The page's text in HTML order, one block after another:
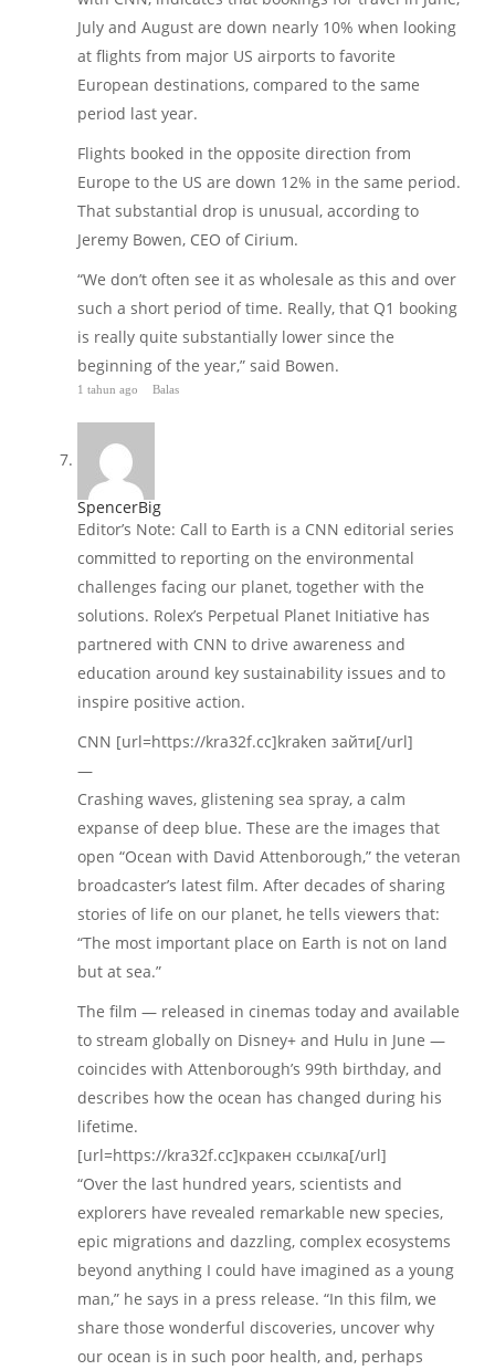
July and August are down nearly 10% when looking
at flights from major US airports to favorite
European destinations, compared to the same
period last year.
Flights booked in the opposite direction from
Europe to the US are down 12% in the same period.
That substantial drop is unusual, according to
Jeremy Bowen, CEO of Cirium.
“We don’t often see it as wholesale as this and over
such a short period of time. Really, that Q1 booking
is really quite substantially lower since the
beginning of the year,” said Bowen.
1 tahun ago Balas
SpencerBig
Editor’s Note: Call to Earth is a CNN editorial series
committed to reporting on the environmental
challenges facing our planet, together with the
solutions. Rolex’s Perpetual Planet Initiative has
partnered with CNN to drive awareness and
education around key sustainability issues and to
inspire positive action.
CNN [url=https://kra32f.cc]kraken зайти[/url]
—
Crashing waves, glistening sea spray, a calm
expanse of deep blue. These are the images that
open “Ocean with David Attenborough,” the veteran
broadcaster’s latest film. After decades of sharing
stories of life on our planet, he tells viewers that:
“The most important place on Earth is not on land
but at sea.”
The film — released in cinemas today and available
to stream globally on Disney+ and Hulu in June —
coincides with Attenborough’s 99th birthday, and
describes how the ocean has changed during his
lifetime.
[url=https://kra32f.cc]кракен ссылка[/url]
“Over the last hundred years, scientists and
explorers have revealed remarkable new species,
epic migrations and dazzling, complex ecosystems
beyond anything I could have imagined as a young
man,” he says in a press release. “In this film, we
share those wonderful discoveries, uncover why
our ocean is in such poor health, and, perhaps